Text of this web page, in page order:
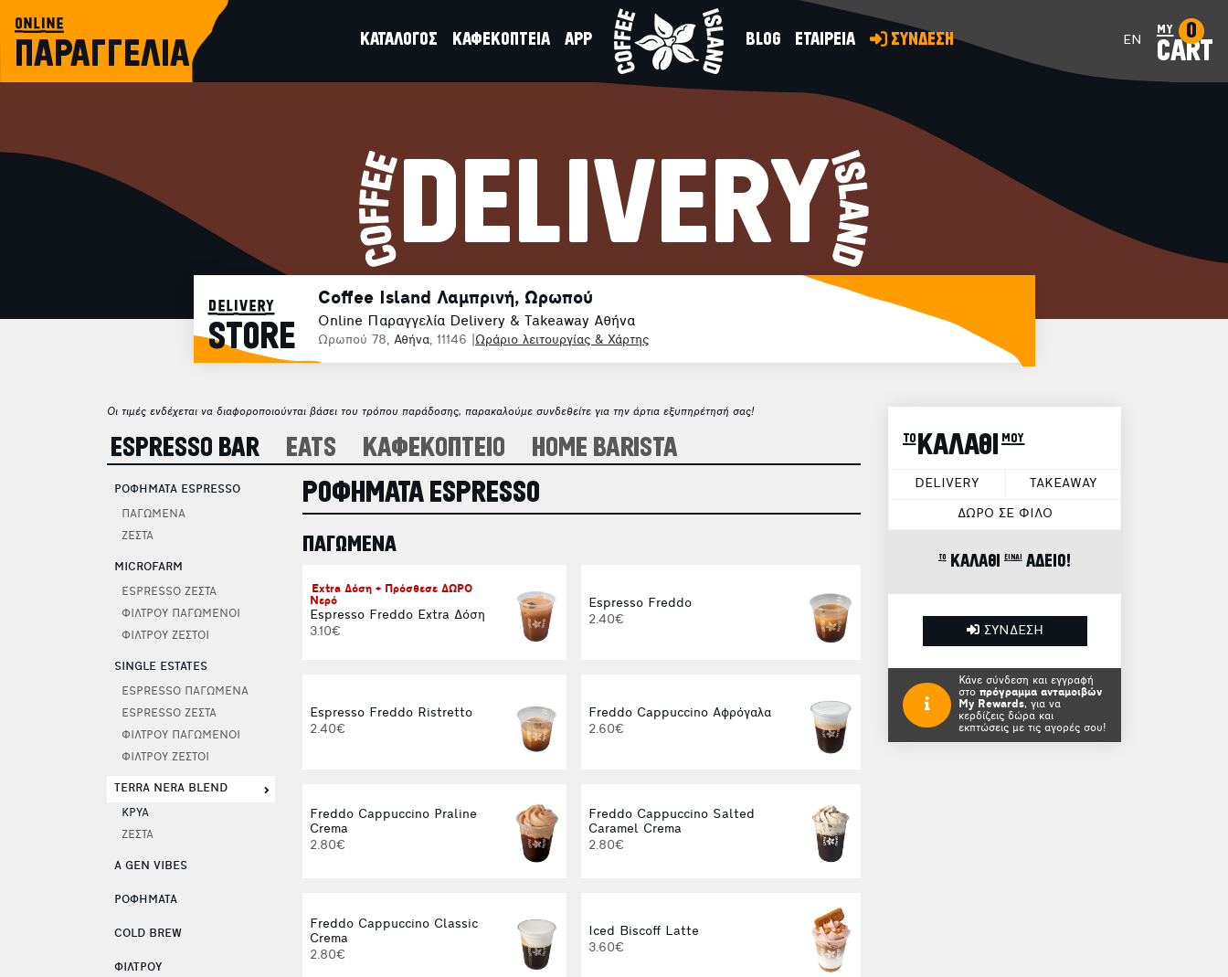
online
ΠΑΡΑΓΓΕΛΙΑ ΚΑΤΑΛΟΓΟΣ ΚΑΦΕΚΟΠΤΕΙΑ APP BLOG ΕΤΑΙΡΕΙΑ ΣΥΝΔΕΣΗ EN my
CART
0
DELIVERY
delivery
STORE
Coffee Island Λαμπρινή, Ωρωπού
Online Παραγγελία Delivery & Takeaway Αθήνα
Ωρωπού 78, Αθήνα, 11146 Ωράριο λειτουργίας & Χάρτης
Οι τιμές ενδέχεται να διαφοροποιούνται βάσει του τρόπου παράδοσης, παρακαλούμε συνδεθείτε για την άρτια εξυπηρέτησή σας!
ESPRESSO BAR EATS ΚΑΦΕΚΟΠΤΕΙΟ HOME BARISTA
ΡΟΦΗΜΑΤΑ ESPRESSO
ΠΑΓΩΜΕΝΑ
ΖΕΣΤΑ
MICROFARM
ESPRESSO ΖΕΣΤΑ
ΦΙΛΤΡΟΥ ΠΑΓΩΜΕΝΟΙ
ΦΙΛΤΡΟΥ ΖΕΣΤΟΙ
SINGLE ESTATES
ESPRESSO ΠΑΓΩΜΕΝΑ
ESPRESSO ΖΕΣΤΑ
ΦΙΛΤΡΟΥ ΠΑΓΩΜΕΝΟΙ
ΦΙΛΤΡΟΥ ΖΕΣΤΟΙ
TERRA NERA BLEND
ΚΡΥΑ
ΖΕΣΤΑ
A GEN VIBES
ΡΟΦΗΜΑΤΑ
COLD BREW
ΦΙΛΤΡΟΥ
ΡΟΦΗΜΑΤΑ ESPRESSO
ΠΑΓΩΜΕΝΑ
Extra Δόση + Πρόσθεσε ΔΩΡΟ
Νερό
Espresso Freddo Extra Δόση
3.10€
Espresso Freddo
2.40€
Espresso Freddo Ristretto
2.40€
Freddo Cappuccino Αφρόγαλα
2.60€
Freddo Cappuccino Praline
Crema
2.80€
Freddo Cappuccino Salted
Caramel Crema
2.80€
Freddo Cappuccino Classic
Crema
2.80€
Iced Biscoff Latte
3.60€
το ΚΑΛΑΘΙ μου
DELIVERY TAKEAWAY
ΔΩΡΟ ΣΕ ΦΙΛΟ
το ΚΑΛΑΘΙ είναι ΑΔΕΙΟ!
ΣΥΝΔΕΣΗ
Κάνε σύνδεση και εγγραφή
στο πρόγραμμα ανταμοιβών
My Rewards, για να
κερδίζεις δώρα και
εκπτώσεις με τις αγορές σου!